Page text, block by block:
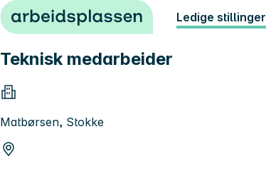
Hopp til innhold Ledige stillinger
Teknisk medarbeider
Matbørsen, Stokke